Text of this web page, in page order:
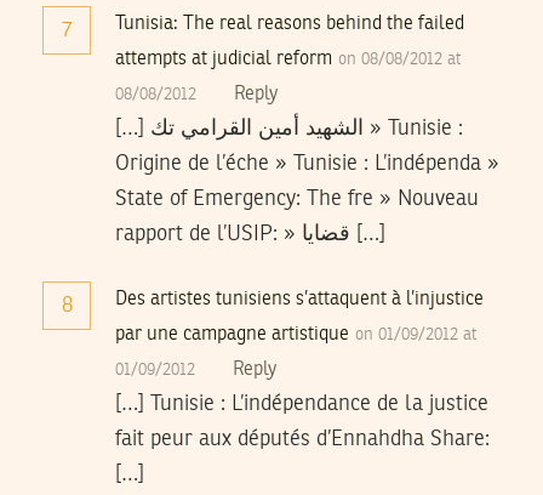
7
Tunisia: The real reasons behind the failed
attempts at judicial reform on 08/08/2012 at
08/08/2012 Reply
[…] الشهيد أمين القرامي تك » Tunisie :
Origine de l’éche » Tunisie : L’indépenda »
State of Emergency: The fre » Nouveau
rapport de l’USIP: » قضايا […]
8
Des artistes tunisiens s’attaquent à l’injustice
par une campagne artistique on 01/09/2012 at
01/09/2012 Reply
[…] Tunisie : L’indépendance de la justice
fait peur aux députés d’Ennahdha Share:
[…]